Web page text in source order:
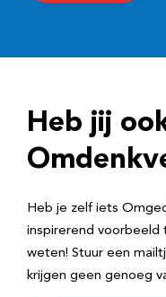
r
e
Heb jij
Heb je zelf iets
inspirerend voorbeeld
weten! Stuur een
krijgen geen genoeg